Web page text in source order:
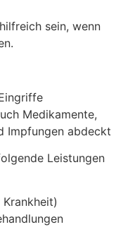
sein, wenn
Medikamente,
Impfungen abdeckt
Leistungen